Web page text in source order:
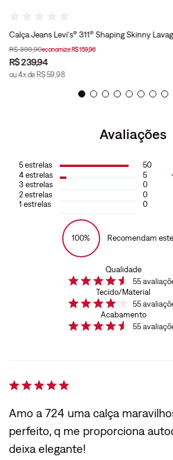
Calça Jeans Levi's® 311® Shaping Skinny
R$ 399,90economizeR$159,96
R$239,94
ou4x de R$ 59,98
Avaliações
5estrelas
4estrelas
3 estrelas
2estrelas
1 estrelas
50
5
0
0
0
100% Recomendam
Qualidade
55
Tecido/Material
55
Acabamento
55
Amo a 724 uma calça
perfeito, q me proporciona
deixa elegante!